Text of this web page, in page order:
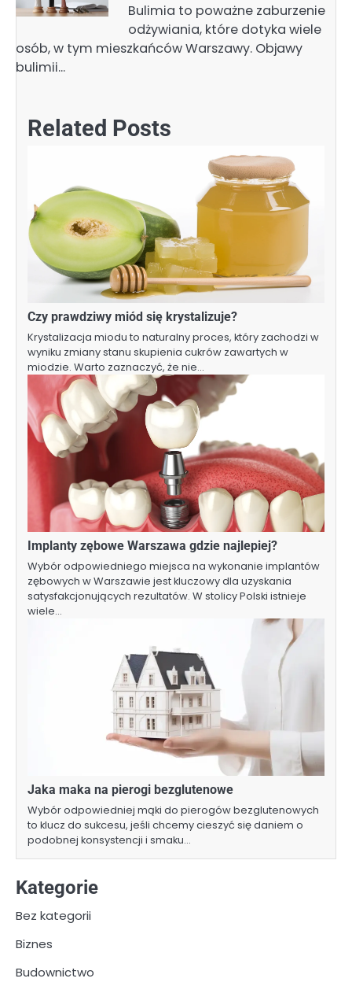
Bulimia to poważne zaburzenie
odżywiania, które dotyka wiele
osób, w tym mieszkańców Warszawy. Objawy
bulimii…
Related Posts
Czy prawdziwy miód się krystalizuje?
Krystalizacja miodu to naturalny proces, który zachodzi w
wyniku zmiany stanu skupienia cukrów zawartych w
miodzie. Warto zaznaczyć, że nie…
Implanty zębowe Warszawa gdzie najlepiej?
Wybór odpowiedniego miejsca na wykonanie implantów
zębowych w Warszawie jest kluczowy dla uzyskania
satysfakcjonujących rezultatów. W stolicy Polski istnieje
wiele…
Jaka maka na pierogi bezglutenowe
Wybór odpowiedniej mąki do pierogów bezglutenowych
to klucz do sukcesu, jeśli chcemy cieszyć się daniem o
podobnej konsystencji i smaku…
Kategorie
Bez kategorii
Biznes
Budownictwo